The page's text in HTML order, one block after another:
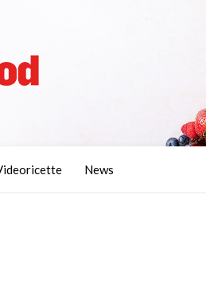
News